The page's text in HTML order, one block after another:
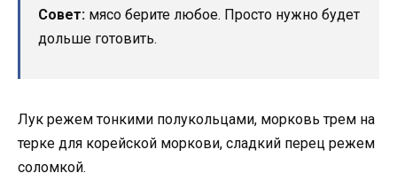
Совет: мясо берите любое. Просто нужно будет
дольше готовить.
Лук режем тонкими полукольцами, морковь трем на
терке для корейской моркови, сладкий перец режем
соломкой.